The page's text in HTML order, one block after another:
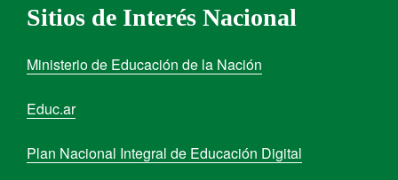
Sitios de Interés Nacional
Ministerio de Educación de la Nación
Educ.ar
Plan Nacional Integral de Educación Digital